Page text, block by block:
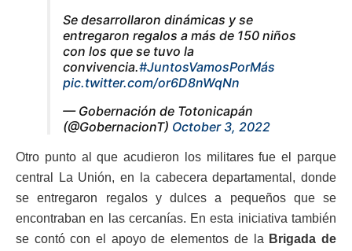
Se desarrollaron dinámicas y se
entregaron regalos a más de 150 niños
con los que se tuvo la
convivencia.#JuntosVamosPorMás
pic.twitter.com/or6D8nWqNn
— Gobernación de Totonicapán
(@GobernacionT) October 3, 2022
Otro punto al que acudieron los militares fue el parque
central La Unión, en la cabecera departamental, donde
se entregaron regalos y dulces a pequeños que se
encontraban en las cercanías. En esta iniciativa también
se contó con el apoyo de elementos de la Brigada de